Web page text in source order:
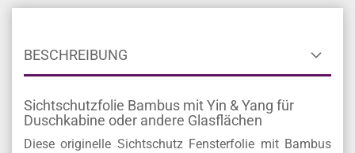
BESCHREIBUNG
Sichtschutzfolie Bambus mit Yin & Yang für
Duschkabine oder andere Glasflächen
Diese originelle Sichtschutz Fensterfolie mit Bambus